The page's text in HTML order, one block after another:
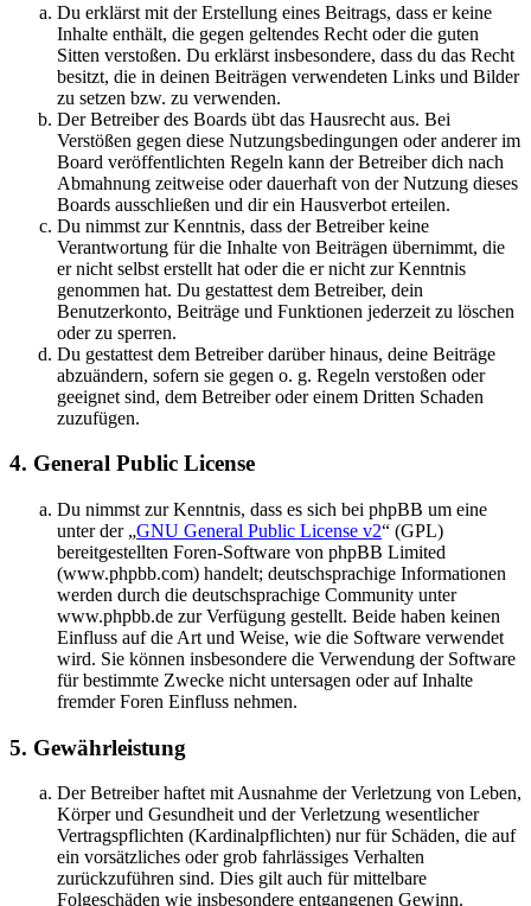
Du erklärst mit der Erstellung eines Beitrags, dass er keine
Inhalte enthält, die gegen geltendes Recht oder die guten
Sitten verstoßen. Du erklärst insbesondere, dass du das Recht
besitzt, die in deinen Beiträgen verwendeten Links und Bilder
zu setzen bzw. zu verwenden.
Der Betreiber des Boards übt das Hausrecht aus. Bei
Verstößen gegen diese Nutzungsbedingungen oder anderer im
Board veröffentlichten Regeln kann der Betreiber dich nach
Abmahnung zeitweise oder dauerhaft von der Nutzung dieses
Boards ausschließen und dir ein Hausverbot erteilen.
Du nimmst zur Kenntnis, dass der Betreiber keine
Verantwortung für die Inhalte von Beiträgen übernimmt, die
er nicht selbst erstellt hat oder die er nicht zur Kenntnis
genommen hat. Du gestattest dem Betreiber, dein
Benutzerkonto, Beiträge und Funktionen jederzeit zu löschen
oder zu sperren.
Du gestattest dem Betreiber darüber hinaus, deine Beiträge
abzuändern, sofern sie gegen o. g. Regeln verstoßen oder
geeignet sind, dem Betreiber oder einem Dritten Schaden
zuzufügen.
4. General Public License
Du nimmst zur Kenntnis, dass es sich bei phpBB um eine
unter der „GNU General Public License v2“ (GPL)
bereitgestellten Foren-Software von phpBB Limited
(www.phpbb.com) handelt; deutschsprachige Informationen
werden durch die deutschsprachige Community unter
www.phpbb.de zur Verfügung gestellt. Beide haben keinen
Einfluss auf die Art und Weise, wie die Software verwendet
wird. Sie können insbesondere die Verwendung der Software
für bestimmte Zwecke nicht untersagen oder auf Inhalte
fremder Foren Einfluss nehmen.
5. Gewährleistung
Der Betreiber haftet mit Ausnahme der Verletzung von Leben,
Körper und Gesundheit und der Verletzung wesentlicher
Vertragspflichten (Kardinalpflichten) nur für Schäden, die auf
ein vorsätzliches oder grob fahrlässiges Verhalten
zurückzuführen sind. Dies gilt auch für mittelbare
Folgeschäden wie insbesondere entgangenen Gewinn.